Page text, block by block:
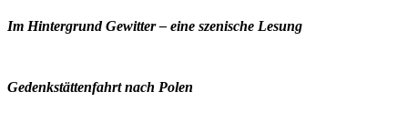
Im Hintergrund Gewitter – eine szenische Lesung
Gedenkstättenfahrt nach Polen